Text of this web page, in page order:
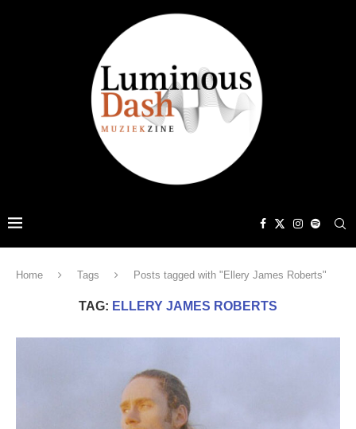
Home Tags Posts tagged with "Ellery James Roberts"
TAG: ELLERY JAMES ROBERTS